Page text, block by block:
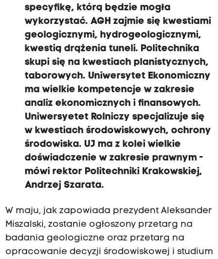
specyfikę, którą będzie mogła
wykorzystać. AGH zajmie się kwestiami
geologicznymi, hydrogeologicznymi,
kwestią drążenia tuneli. Politechnika
skupi się na kwestiach planistycznych,
taborowych. Uniwersytet Ekonomiczny
ma wielkie kompetencje w zakresie
analiz ekonomicznych i finansowych.
Uniwersyetet Rolniczy specjalizuje się
w kwestiach środowiskowych, ochrony
środowiska. UJ ma z kolei wielkie
doświadczenie w zakresie prawnym -
mówi rektor Politechniki Krakowskiej,
Andrzej Szarata.
W maju, jak zapowiada prezydent Aleksander
Miszalski, zostanie ogłoszony przetarg na
badania geologiczne oraz przetarg na
opracowanie decyzji środowiskowej i studium